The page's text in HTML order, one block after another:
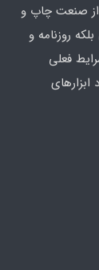
از صنعت چاپ و
روزنامه و
فعلی